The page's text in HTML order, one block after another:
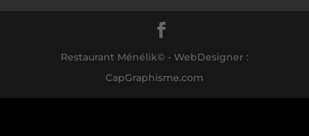
Restaurant Ménélik© - WebDesigner :
CapGraphisme.com